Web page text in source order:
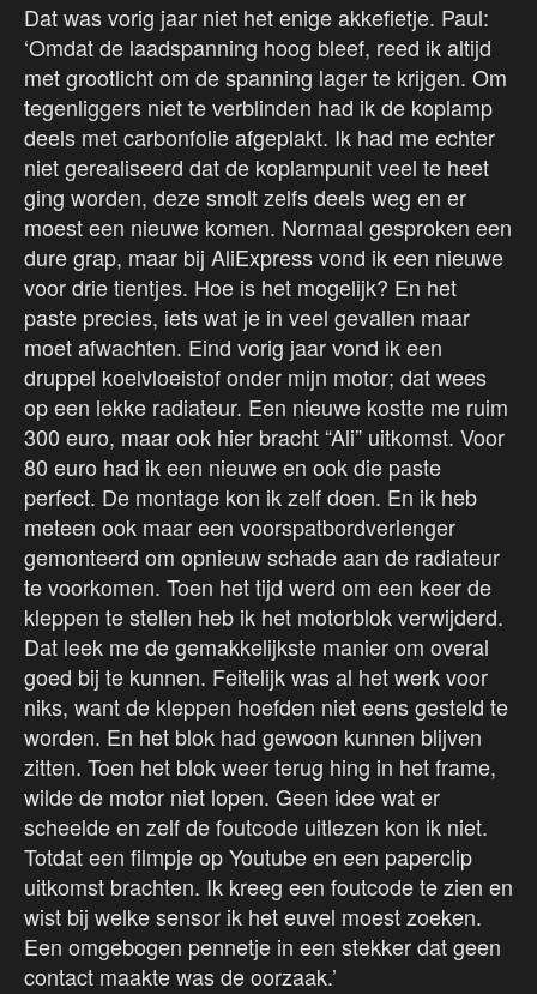
Dat was vorig jaar niet het enige akkefietje. Paul:
‘Omdat de laadspanning hoog bleef, reed ik altijd
met grootlicht om de spanning lager te krijgen. Om
tegenliggers niet te verblinden had ik de koplamp
deels met carbonfolie afgeplakt. Ik had me echter
niet gerealiseerd dat de koplampunit veel te heet
ging worden, deze smolt zelfs deels weg en er
moest een nieuwe komen. Normaal gesproken een
dure grap, maar bij AliExpress vond ik een nieuwe
voor drie tientjes. Hoe is het mogelijk? En het
paste precies, iets wat je in veel gevallen maar
moet afwachten. Eind vorig jaar vond ik een
druppel koelvloeistof onder mijn motor; dat wees
op een lekke radiateur. Een nieuwe kostte me ruim
300 euro, maar ook hier bracht “Ali” uitkomst. Voor
80 euro had ik een nieuwe en ook die paste
perfect. De montage kon ik zelf doen. En ik heb
meteen ook maar een voorspatbordverlenger
gemonteerd om opnieuw schade aan de radiateur
te voorkomen. Toen het tijd werd om een keer de
kleppen te stellen heb ik het motorblok verwijderd.
Dat leek me de gemakkelijkste manier om overal
goed bij te kunnen. Feitelijk was al het werk voor
niks, want de kleppen hoefden niet eens gesteld te
worden. En het blok had gewoon kunnen blijven
zitten. Toen het blok weer terug hing in het frame,
wilde de motor niet lopen. Geen idee wat er
scheelde en zelf de foutcode uitlezen kon ik niet.
Totdat een filmpje op Youtube en een paperclip
uitkomst brachten. Ik kreeg een foutcode te zien en
wist bij welke sensor ik het euvel moest zoeken.
Een omgebogen pennetje in een stekker dat geen
contact maakte was de oorzaak.’